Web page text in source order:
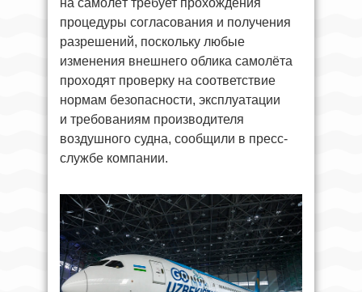
на самолёт требует прохождения
процедуры согласования и получения
разрешений, поскольку любые
изменения внешнего облика самолёта
проходят проверку на соответствие
нормам безопасности, эксплуатации
и требованиям производителя
воздушного судна, сообщили в пресс-
службе компании.